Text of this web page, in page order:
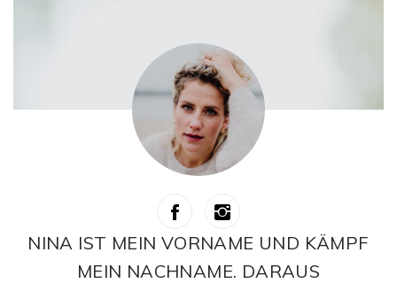
NINA IST MEIN VORNAME UND KÄMPF
MEIN NACHNAME. DARAUS